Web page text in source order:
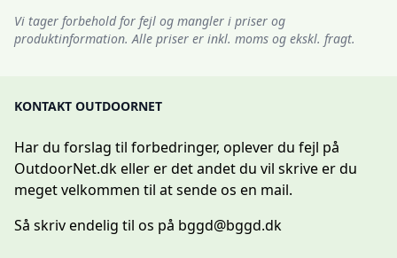
Vi tager forbehold for fejl og mangler i priser og
produktinformation. Alle priser er inkl. moms og ekskl. fragt.
KONTAKT OUTDOORNET
Har du forslag til forbedringer, oplever du fejl på
OutdoorNet.dk eller er det andet du vil skrive er du
meget velkommen til at sende os en mail.
Så skriv endelig til os på bggd@bggd.dk